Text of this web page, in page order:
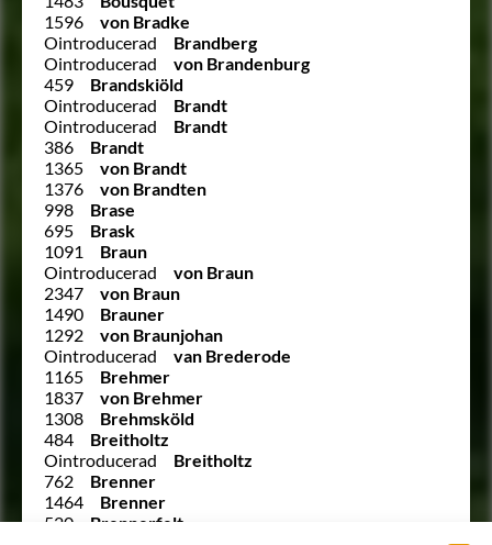
1596
von Bradke
Ointroducerad
Brandberg
Ointroducerad
von Brandenburg
459
Brandskiöld
Ointroducerad
Brandt
Ointroducerad
Brandt
386
Brandt
1365
von Brandt
1376
von Brandten
998
Brase
695
Brask
1091
Braun
Ointroducerad
von Braun
2347
von Braun
1490
Brauner
1292
von Braunjohan
Ointroducerad
van Brederode
1165
Brehmer
1837
von Brehmer
1308
Brehmsköld
484
Breitholtz
Ointroducerad
Breitholtz
762
Brenner
1464
Brenner
520
Brennerfelt